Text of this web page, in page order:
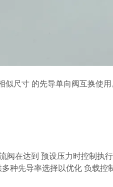
尺寸 的先导单向阀互换使用
阀在达到 预设压力时控制执
种先导率选择以优化 负载控